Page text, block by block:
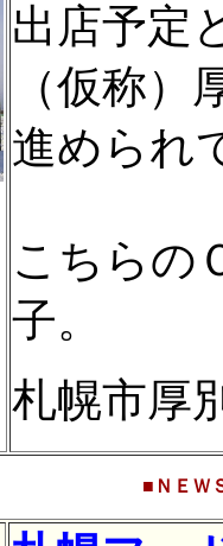
出店予定
（仮称
進められ
こちらの
子。
札幌市厚
■ＮＥＷ